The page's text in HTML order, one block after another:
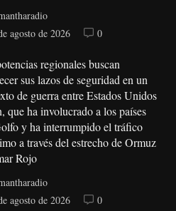
agosto de 2026
0
regionales buscan
sus lazos de seguridad en un
de guerra entre Estados Unidos
que ha involucrado a los países
y ha interrumpido el tráfico
a través del estrecho de Ormuz
Rojo
agosto de 2026
0